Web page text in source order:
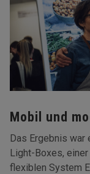
Mobil und
Das Ergebnis war
Light-Boxes,
flexiblen System